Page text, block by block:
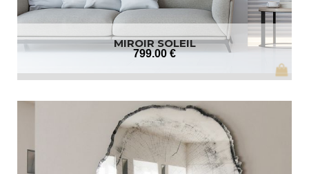
MIROIR SOLEIL
799.00 €